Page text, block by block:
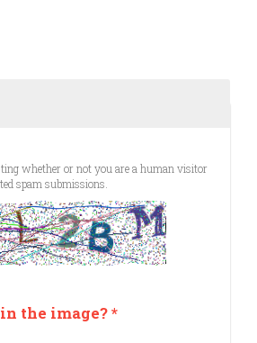
whether or not you are a human visitor
spam submissions.
the image?*